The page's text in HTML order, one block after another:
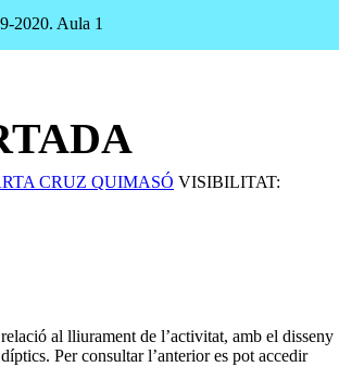
2020. Aula 1
CRUZ QUIMASÓ VISIBILITAT:
relació al lliurament de l’activitat, amb el disseny
Per consultar l’anterior es pot accedir